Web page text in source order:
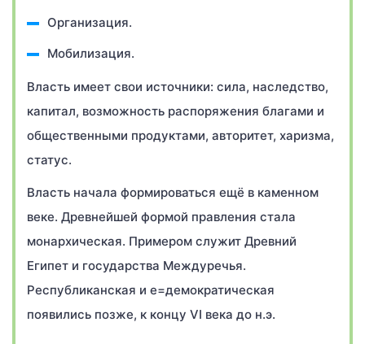
Организация.
Мобилизация.
Власть имеет свои источники: сила, наследство,
капитал, возможность распоряжения благами и
общественными продуктами, авторитет, харизма,
статус.
Власть начала формироваться ещё в каменном
веке. Древнейшей формой правления стала
монархическая. Примером служит Древний
Египет и государства Междуречья.
Республиканская и е=демократическая
появились позже, к концу VI века до н.э.